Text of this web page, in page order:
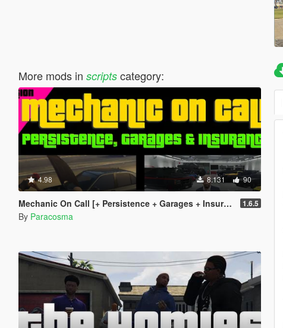
More mods in scriptscategory:
4.98 8.131 90
Mechanic On Call [+ Persistence + Garages + Insurance] 1.6.5
By Paracosma